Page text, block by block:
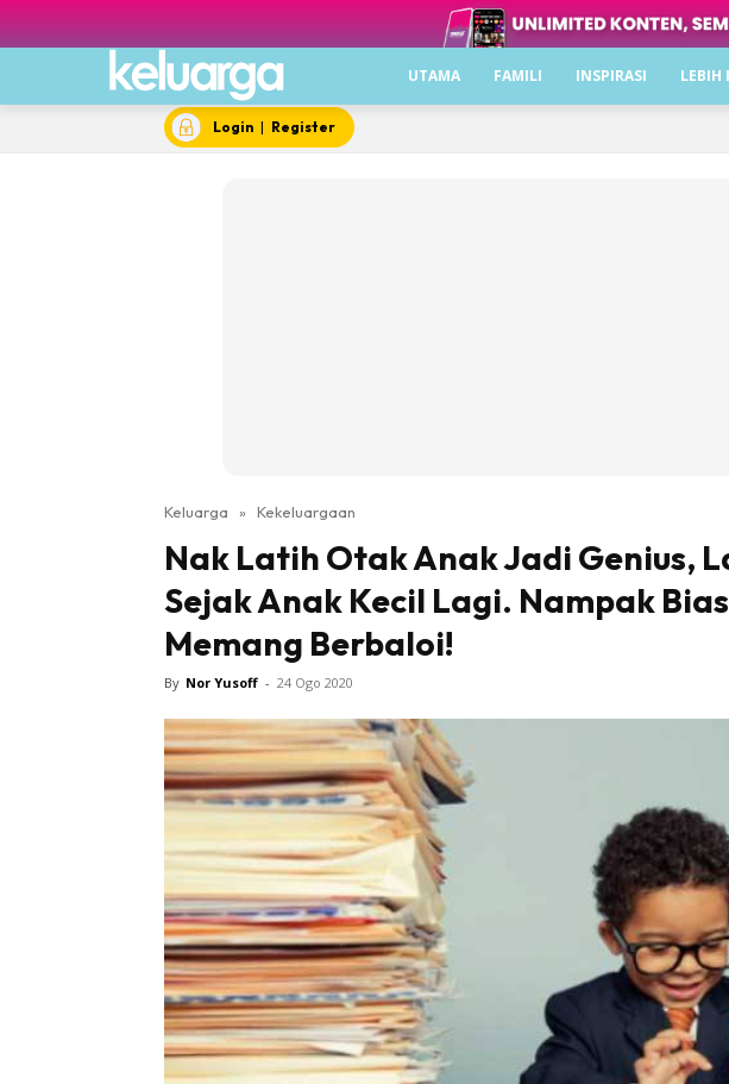
UTAMA FAMILI INSPIRASI LEBIH
Login | Register
Keluarga » Kekeluargaan
Nak Latih Otak Anak Jadi Genius,
Sejak Anak Kecil Lagi. Nampak
Memang Berbaloi!
By Nor Yusoff - 24 Ogo 2020